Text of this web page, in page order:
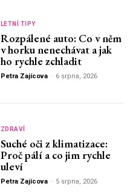
LETNÍ TIPY
Rozpálené auto: Co v něm
v horku nenechávat a jak
ho rychle zchladit
Petra Zajícova - 6 srpna, 2026
ZDRAVÍ
Suché oči z klimatizace:
Proč pálí a co jim rychle
uleví
Petra Zajícova - 5 srpna, 2026